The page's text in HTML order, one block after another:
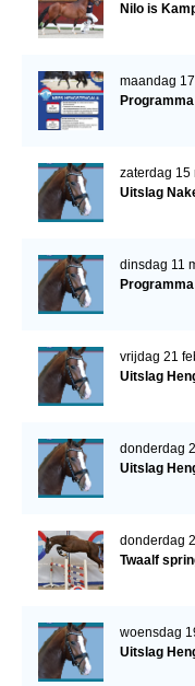
Nilo is
maandag
zaterdag 15
Uitslag
dinsdag 11
vrijdag 21
Uitslag
donderdag
Uitslag
donderdag
Twaalf
woensdag
Uitslag